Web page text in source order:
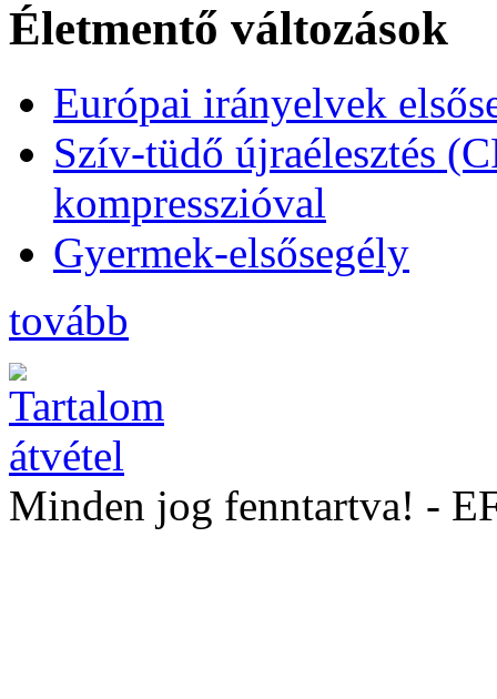
Életmentő változások
Európai irányelvek
Szív-tüdő újraélesztés
kompresszióval
Gyermek-elsősegély
tovább
Minden jog fenntartva! -